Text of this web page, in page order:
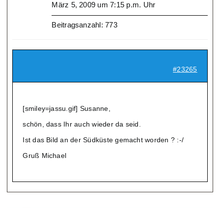
März 5, 2009 um 7:15 p.m. Uhr
Beitragsanzahl: 773
#23265
[smiley=jassu.gif] Susanne,
schön, dass Ihr auch wieder da seid.
Ist das Bild an der Südküste gemacht worden ? :-/
Gruß Michael